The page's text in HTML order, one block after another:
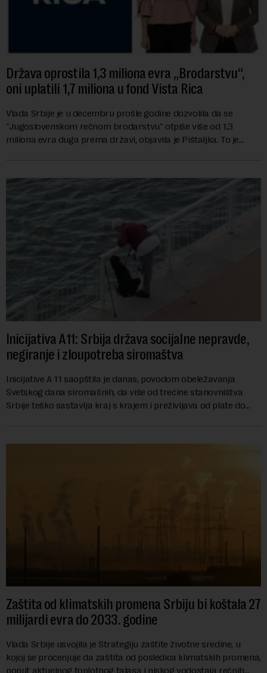
Država oprostila 1,3 miliona evra „Brodarstvu“,
oni uplatili 1,7 miliona u fond Vista Rica
Vlada Srbije je u decembru prošle godine dozvolila da se
"Jugoslovenskom rečnom brodarstvu" otpiše više od 1,3
miliona evra duga prema državi, objavila je Pištaljka. To je
Inicijativa A11: Srbija država socijalne nepravde,
negiranje i zloupotreba siromaštva
Inicijative A 11 saopštila je danas, povodom obeležavanja
Svetskog dana siromašnih, da više od trećine stanovništva
Srbije teško sastavlja kraj s krajem i preživljava od plate do
Zaštita od klimatskih promena Srbiju bi koštala 27
milijardi evra do 2033. godine
Vlada Srbije usvojila je Strategiju zaštite životne sredine, u
kojoj se procenjuje da zaštita od posledica klimatskih promena,
poput aktuelnog toplotnog talasa i niskog vodostaja rečnih